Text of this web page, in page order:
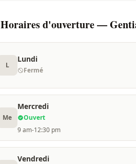
Horaires d'ouverture —
L
Lundi
Fermé
Me
Mercredi
Ouvert
9 am-12:30 pm
Vendredi